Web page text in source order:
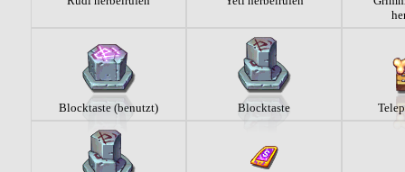
Blocktaste (benutzt) Blocktaste